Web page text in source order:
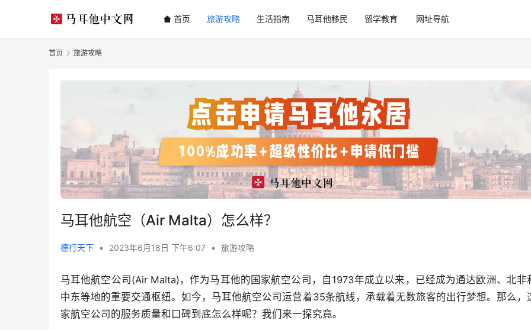
首页 旅游攻略 生活指南 马耳他移民 留学教育 网址导航
首页 旅游攻略
马耳他航空（Air Malta）怎么样？
德行天下 • 2023年6月18日 下午6:07 • 旅游攻略
马耳他航空公司(Air Malta)，作为马耳他的国家航空公司，自1973年成立以来，已经成为通达欧洲、北非
中东等地的重要交通枢纽。如今，马耳他航空公司运营着35条航线，承载着无数旅客的出行梦想。那么，
家航空公司的服务质量和口碑到底怎么样呢？我们来一探究竟。